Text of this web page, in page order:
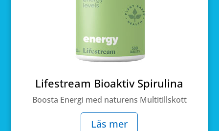
Lifestream Bioaktiv Spirulina
Boosta Energi med naturens Multitillskott
Läs mer